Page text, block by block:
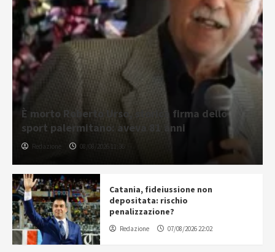
È morto Roberto Urso, storica firma dello
sport palermitano: aveva 81 anni
Redazione 08/08/2026 11:36
Catania, fideiussione non
depositata: rischio
penalizzazione?
Redazione 07/08/2026 22:02